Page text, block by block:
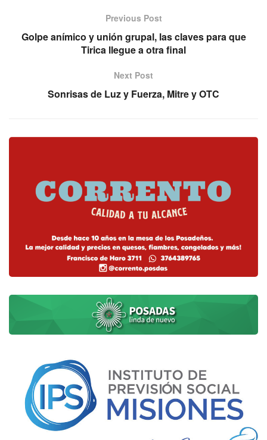
Previous Post
Golpe anímico y unión grupal, las claves para que
Tirica llegue a otra final
Next Post
Sonrisas de Luz y Fuerza, Mitre y OTC